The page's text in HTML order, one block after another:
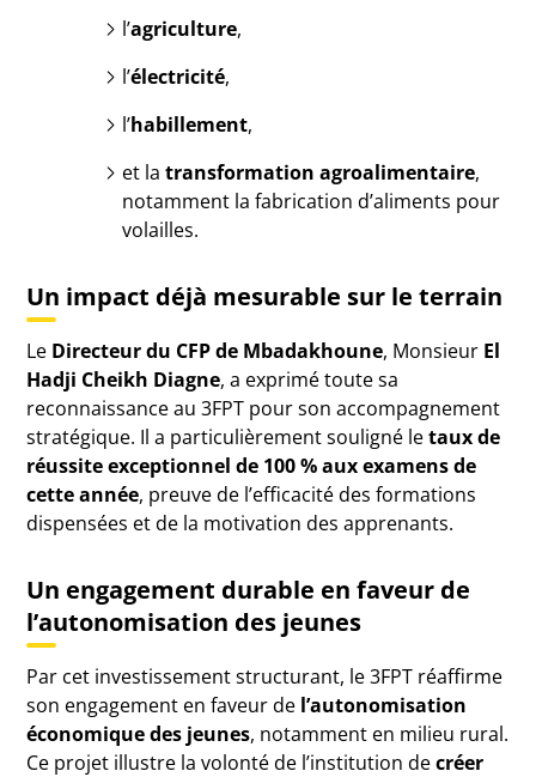
l’agriculture,
l’électricité,
l’habillement,
et latransformation agroalimentaire,
notamment la fabrication d’aliments pour
volailles.
Un impact déjà mesurable sur le terrain
Le Directeur du CFP de Mbadakhoune, Monsieur El
Hadji Cheikh Diagne, a exprimé toute sa
reconnaissance au 3FPT pour son accompagnement
stratégique. Il a particulièrement souligné letaux de
réussite exceptionnel de 100 % aux examens de
cette année, preuve de l’efficacité des formations
dispensées et de la motivation des apprenants.
Un engagement durable en faveur de
l’autonomisation des jeunes
Par cet investissement structurant, le 3FPT réaffirme
son engagement en faveur de l’autonomisation
économique des jeunes, notamment en milieu rural.
Ce projet illustre la volonté de l’institution decréer